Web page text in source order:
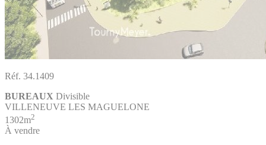
Réf. 34.1409
BUREAUX Divisible
VILLENEUVE LES MAGUELONE
1302m2
À vendre